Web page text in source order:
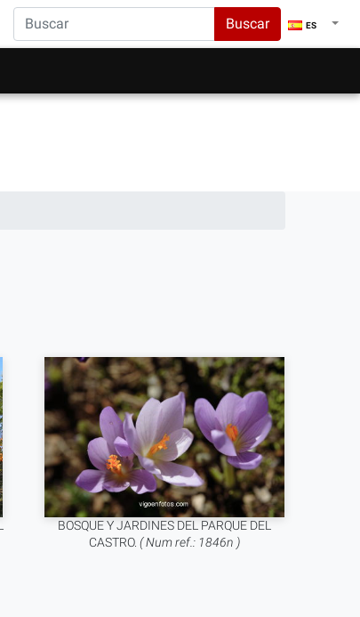
Buscar ES
BOSQUE Y JARDINES DEL PARQUE DEL
CASTRO. ( Num ref.: 1846n )